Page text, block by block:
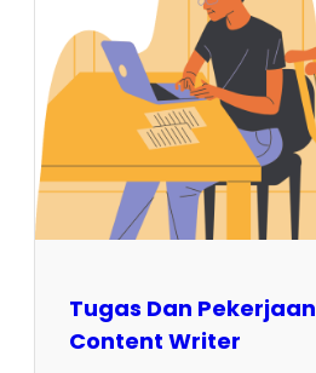
Tugas Dan Pekerjaan
Content Writer